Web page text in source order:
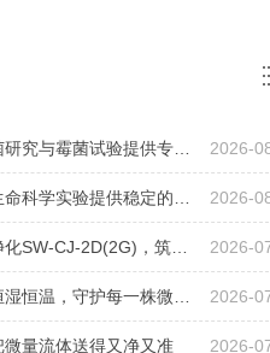
2026-
2026-
2026-
2026-
量流体送得又净又准 2026-